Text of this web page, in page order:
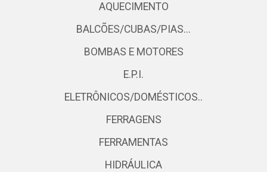
AQUECIMENTO
BALCÕES/CUBAS/PIAS...
BOMBAS E MOTORES
E.P.I.
ELETRÔNICOS/DOMÉSTICOS..
FERRAGENS
FERRAMENTAS
HIDRÁULICA